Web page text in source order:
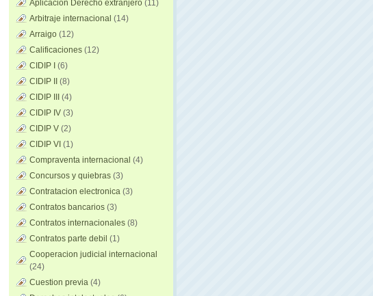
Aplicacion Derecho extranjero (11)
Arbitraje internacional (14)
Arraigo (12)
Calificaciones (12)
CIDIP I
(6)
CIDIP II
(8)
CIDIP III
(4)
CIDIP IV (3)
CIDIP V (2)
CIDIP VI (1)
Compraventa internacional (4)
Concursos y quiebras (3)
Contratacion electronica (3)
Contratos bancarios (3)
Contratos internacionales (8)
Contratos parte debil (1)
Cooperacion judicial internacional
(24)
Cuestion previa (4)